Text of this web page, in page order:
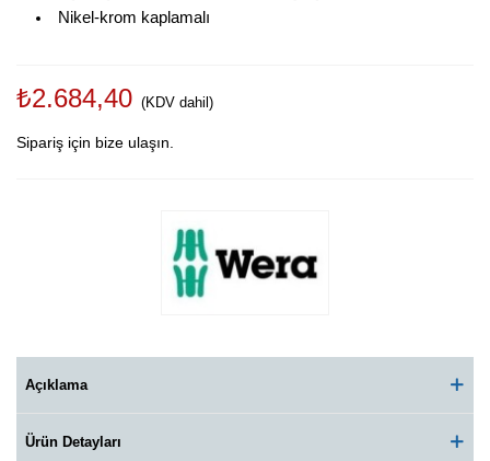
Nikel-krom kaplamalı
₺2.684,40 (KDV dahil)
Sipariş için bize ulaşın.
Açıklama
Ürün Detayları